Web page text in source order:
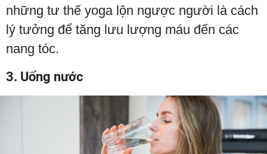
những tư thế yoga lộn ngược người là cách
lý tưởng để tăng lưu lượng máu đến các
nang tóc.
3. Uống nước